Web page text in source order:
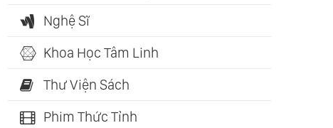
Nghệ Sĩ
Khoa Học Tâm Linh
Thư Viện Sách
Phim Thức Tỉnh